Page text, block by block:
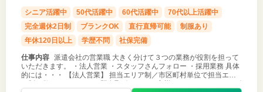
シニア活躍中 50代活躍中 60代活躍中
70代以上活躍中
完全週休2日制
ブランクOK 直行直帰可能
制服あり
年休120日以上
学歴不問 社保完備
仕事内容 派遣会社の営業職 大きく分けて３つの業務が役割を担って
いただきます。 ・法人営業 ・スタッフさんフォロー ・採用業務 具体
的には・・・ 【法人営業】 担当エリア制／市区町村単位で担当エリ